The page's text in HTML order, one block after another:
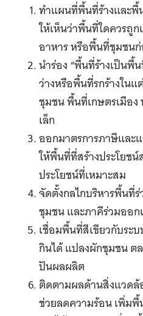
ทำแผนที่พื้นที่ร้างและพื้
ให้เห็นว่าพื้นที่ใดควรถู
อาหาร หรือพื้นที่ชุมชน
นำร่อง “พื้นที่ร้างเป็นพื้
ว่างหรือพื้นที่รกร้างใน
ชุมชน พื้นที่เกษตรเมือ
เล็ก
ออกมาตรการภาษีและ
ให้พื้นที่ที่สร้างประโยช
ประโยชน์ที่เหมาะสม
จัดตั้งกลไกบริหารพื้นที่
ชุมชน และภาคีร่วมออ
เชื่อมพื้นที่สีเขียวกับระ
กินได้ แปลงผักชุมชน ต
ปันผลผลิต
ติดตามผลด้านสิ่งแวด
ช่วยลดความร้อน เพิ่มพื้